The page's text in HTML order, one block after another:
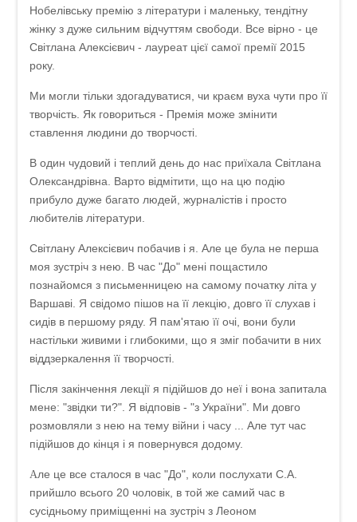
Нобелівську премію з літератури і маленьку, тендітну
жінку з дуже сильним відчуттям свободи. Все вірно - це
Світлана Алексієвич - лауреат цієї самої премії 2015
року.
Ми могли тільки здогадуватися, чи краєм вуха чути про її
творчість. Як говориться - Премія може змінити
ставлення людини до творчості.
В один чудовий і теплий день до нас приїхала Світлана
Олександрівна. Варто відмітити, що на цю подію
прибуло дуже багато людей, журналістів і просто
любителів літератури.
Світлану Алексієвич побачив і я. Але це була не перша
моя зустріч з нею. В час "До" мені пощастило
познайомся з письменницею на самому початку літа у
Варшаві. Я свідомо пішов на її лекцію, довго її слухав і
сидів в першому ряду. Я пам'ятаю її очі, вони були
настільки живими і глибокими, що я зміг побачити в них
віддзеркалення її творчості.
Після закінчення лекції я підійшов до неї і вона запитала
мене: "звідки ти?". Я відповів - "з України". Ми довго
розмовляли з нею на тему війни і часу ... Але тут час
підійшов до кінця і я повернувся додому.
Але це все сталося в час "До", коли послухати С.А.
прийшло всього 20 чоловік, в той же самий час в
сусідньому приміщенні на зустріч з Леоном